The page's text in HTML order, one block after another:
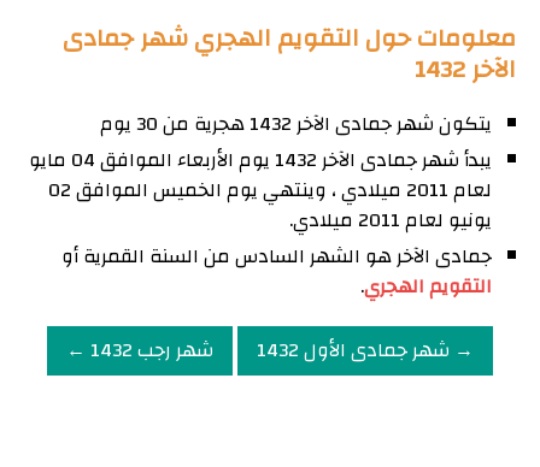
معلومات حول التقويم الهجري شهر جمادى
الآخر 1432
يتكون شهر جمادى الآخر 1432 هجرية من 30 يوم
يبدأ شهر جمادى الآخر 1432 يوم الأربعاء الموافق 04 مايو
لعام 2011 ميلادي ، وينتهي يوم الخميس الموافق 02
يونيو لعام 2011 ميلادي.
جمادى الآخر هو الشهر السادس من السنة القمرية أو
التقويم الهجري.
→ شهر جمادى الأول 1432
شهر رجب 1432 ←